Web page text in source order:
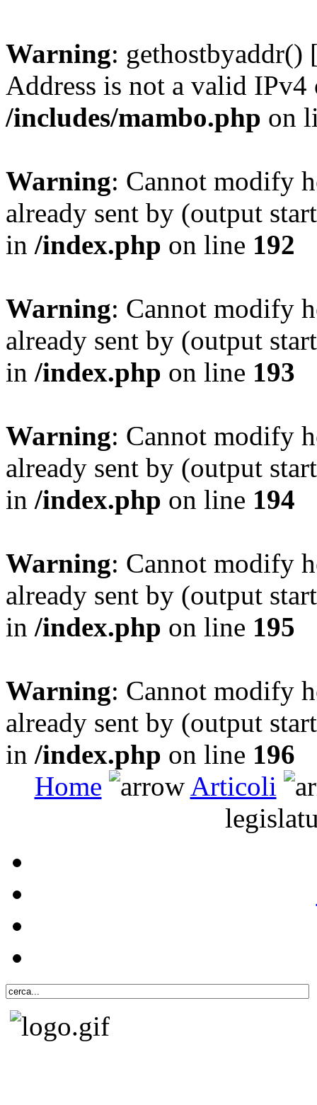
Warning: gethostbyaddr()
Address is not a valid IPv4
/includes/mambo.php on
Warning: Cannot modify
already sent by (output
in /index.php on line 192
Warning: Cannot modify
already sent by (output
in /index.php on line 193
Warning: Cannot modify
already sent by (output
in /index.php on line 194
Warning: Cannot modify
already sent by (output
in /index.php on line 195
Warning: Cannot modify
already sent by (output
in /index.php on line 196
Home
Articoli